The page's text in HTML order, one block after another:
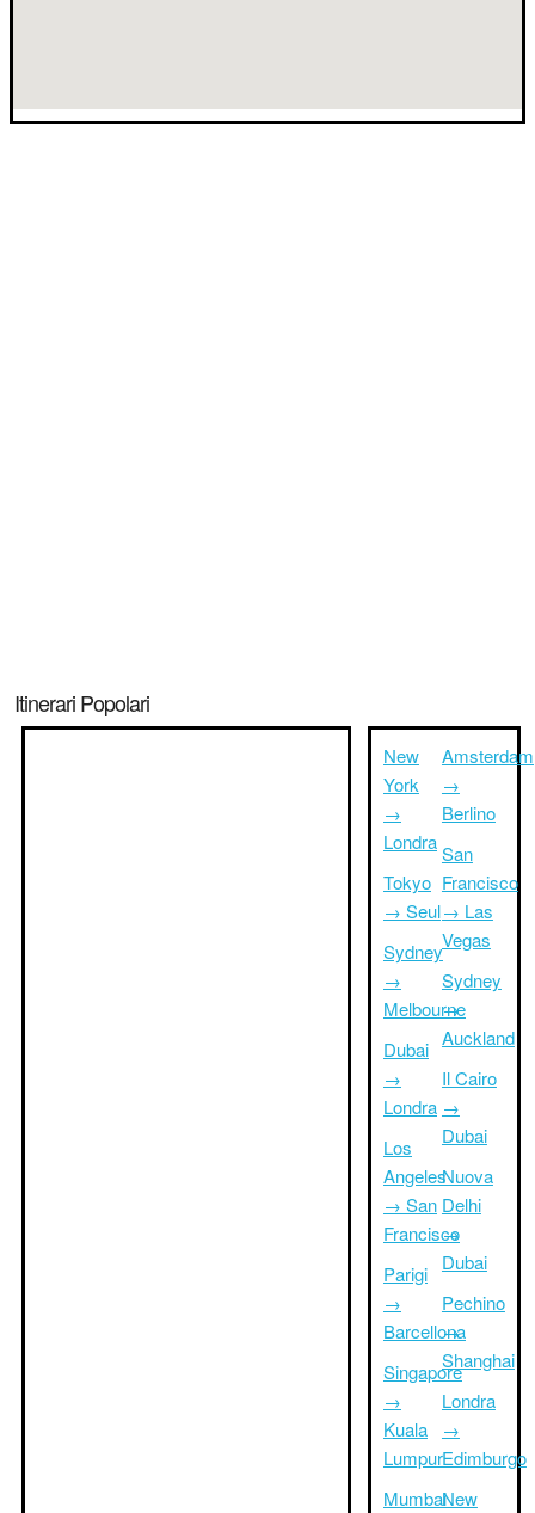
Itinerari Popolari
New
York
→
Londra
Tokyo
→ Seul
Sydney
→
Melbourne
Dubai
→
Londra
Los
Angeles
→ San
Francisco
Parigi
→
Barcellona
Singapore
→
Kuala
Lumpur
Mumbai
Amsterdam
→
Berlino
San
Francisco
→ Las
Vegas
Sydney
→
Auckland
Il Cairo
→
Dubai
Nuova
Delhi
→
Dubai
Pechino
→
Shanghai
Londra
→
Edimburgo
New